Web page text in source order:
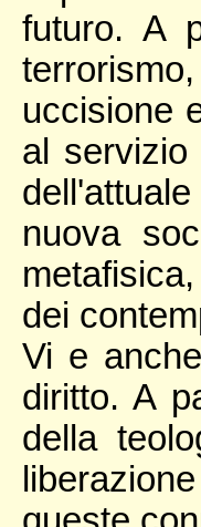
futuro. A
uccisione
al servizio
nuova
dei
Vi e
diritto. A
della